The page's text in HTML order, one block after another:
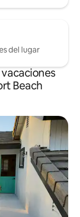
del lugar
Beach